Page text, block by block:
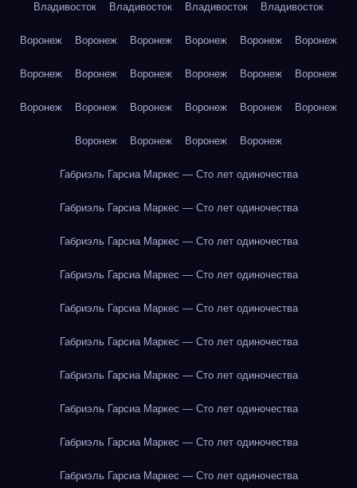
Владивосток Владивосток Владивосток Владивосток
Воронеж Воронеж Воронеж Воронеж Воронеж Воронеж
Воронеж Воронеж Воронеж Воронеж Воронеж Воронеж
Воронеж Воронеж Воронеж Воронеж Воронеж Воронеж
Воронеж Воронеж Воронеж Воронеж
Габриэль Гарсиа Маркес — Сто лет одиночества
Габриэль Гарсиа Маркес — Сто лет одиночества
Габриэль Гарсиа Маркес — Сто лет одиночества
Габриэль Гарсиа Маркес — Сто лет одиночества
Габриэль Гарсиа Маркес — Сто лет одиночества
Габриэль Гарсиа Маркес — Сто лет одиночества
Габриэль Гарсиа Маркес — Сто лет одиночества
Габриэль Гарсиа Маркес — Сто лет одиночества
Габриэль Гарсиа Маркес — Сто лет одиночества
Габриэль Гарсиа Маркес — Сто лет одиночества